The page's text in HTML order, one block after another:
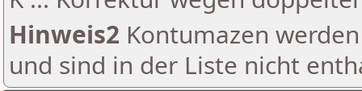
Hinweis2 Kontumazen
und sind in der Liste nicht